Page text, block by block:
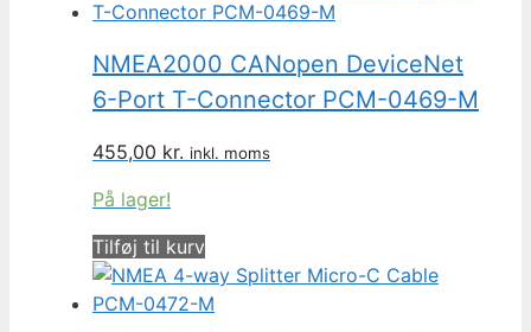
NMEA2000 CANopen DeviceNet
6-Port T-Connector PCM-0469-M
455,00 kr. inkl. moms
På lager!
Tilføj til kurv